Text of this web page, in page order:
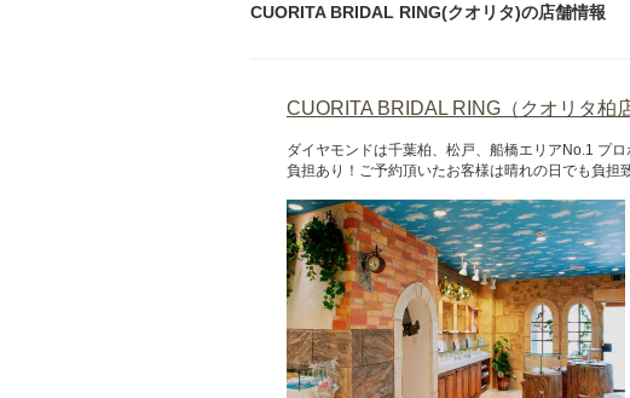
CUORITA BRIDAL RING(クオリタ)の店舗情報
CUORITA BRIDAL RING（クオリタ柏店
ダイヤモンドは千葉柏、松戸、船橋エリアNo.1 プ
負担あり！ご予約頂いたお客様は晴れの日でも負